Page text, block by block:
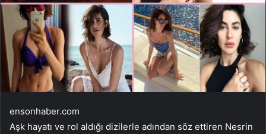
ensonhaber.com
Aşk hayatı ve rol aldığı dizilerle adından söz ettiren Nesrin